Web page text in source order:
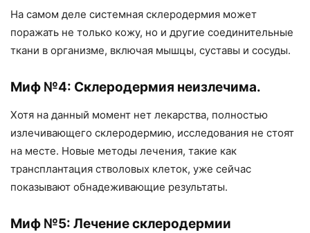
На самом деле системная склеродермия может
поражать не только кожу, но и другие соединительные
ткани в организме, включая мышцы, суставы и сосуды.
Миф №4: Склеродермия неизлечима.
Хотя на данный момент нет лекарства, полностью
излечивающего склеродермию, исследования не стоят
на месте. Новые методы лечения, такие как
трансплантация стволовых клеток, уже сейчас
показывают обнадеживающие результаты.
Миф №5: Лечение склеродермии